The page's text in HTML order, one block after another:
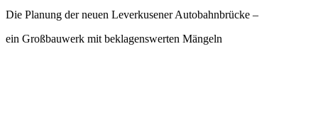
Die Planung der neuen Leverkusener Autobahnbrücke –
ein Großbauwerk mit beklagenswerten Mängeln